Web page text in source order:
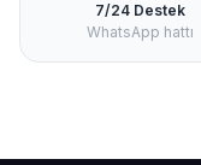
7/24 Destek
WhatsApp hattı